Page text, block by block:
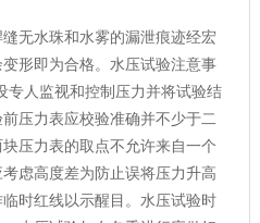
无水珠和水雾的漏泄痕迹经宏
形即为合格。水压试验注意事
专人监视和控制压力并将试验结
压力表应校验准确并不少于二
压力表的取点不允许来自一个
虑高度差为防止误将压力升高
时红线以示醒目。水压试验时